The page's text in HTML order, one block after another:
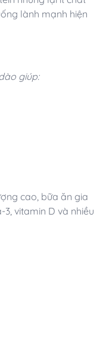
lành mạnh hiện
giúp:
cao, bữa ăn gia
vitamin D và nhiều